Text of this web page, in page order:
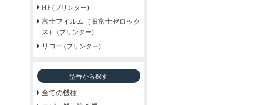
HP (プリンター)
富士フイルム（旧富士ゼロック
ス）
(プリンター)
リコー (プリンター)
型番から探す
全ての機種